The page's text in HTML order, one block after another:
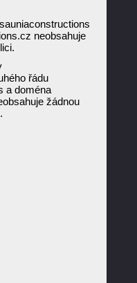
neobsahuje
řádu
a doména
žádnou